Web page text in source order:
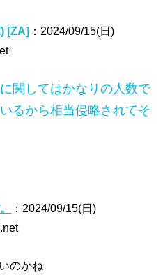
[ZA] ：2024/09/15(日)
関してはかなりの人数で
るから相当侵略されてそ
：2024/09/15(日)
のかね